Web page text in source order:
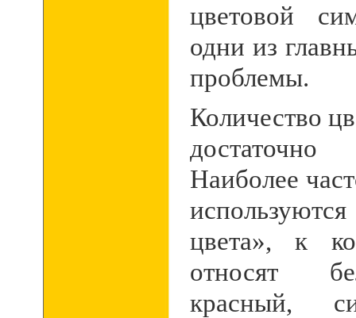
цветовой
одни из
проблемы.
Количество
Наиболее
цвета», к
относят
красный,